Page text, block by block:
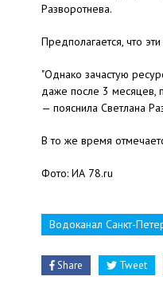
Разворотнева.
Предполагается, что
"Однако зачастую
даже после 3 месяцев,
— пояснила Светлана
В то же время
Фото: ИА 78.ru
Водоканал Санкт-
Share Tweet